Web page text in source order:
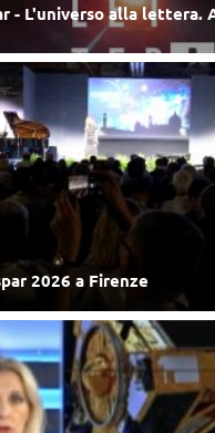
- L'universo alla lettera.
2026 a Firenze